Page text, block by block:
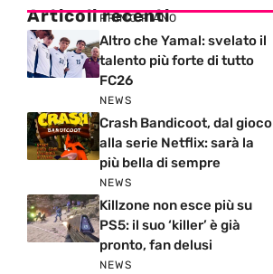
Articoli recenti
PRIMO PIANO
Altro che Yamal: svelato il
talento più forte di tutto
FC26
NEWS
Crash Bandicoot, dal gioco
alla serie Netflix: sarà la
più bella di sempre
NEWS
Killzone non esce più su
PS5: il suo ‘killer’ è già
pronto, fan delusi
NEWS